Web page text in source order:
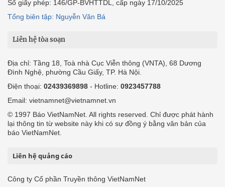
Số giấy phép: 146/GP-BVHTTDL, cấp ngày 17/10/2025
Tổng biên tập: Nguyễn Văn Bá
Liên hệ tòa soạn
Địa chỉ: Tầng 18, Toà nhà Cục Viễn thông (VNTA), 68 Dương
Đình Nghệ, phường Cầu Giấy, TP. Hà Nội.
Điện thoại: 02439369898 - Hotline: 0923457788
Email: vietnamnet@vietnamnet.vn
© 1997 Báo VietNamNet. All rights reserved. Chỉ được phát hành
lại thông tin từ website này khi có sự đồng ý bằng văn bản của
báo VietNamNet.
Liên hệ quảng cáo
Công ty Cổ phần Truyền thông VietNamNet